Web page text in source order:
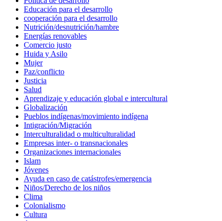
Educación para el desarrollo
cooperación para el desarrollo
Nutrición/desnutrición/hambre
Energías renovables
Comercio justo
Huida y Asilo
Mujer
Paz/conflicto
Justicia
Salud
Aprendizaje y educación global e intercultural
Globalización
Pueblos indígenas/movimiento indígena
Intigración/Migración
Interculturalidad o multiculturalidad
Empresas inter- o transnacionales
Organizaciones internacionales
Islam
Jóvenes
Ayuda en caso de catástrofes/emergencia
Niños/Derecho de los niños
Clima
Colonialismo
Cultura